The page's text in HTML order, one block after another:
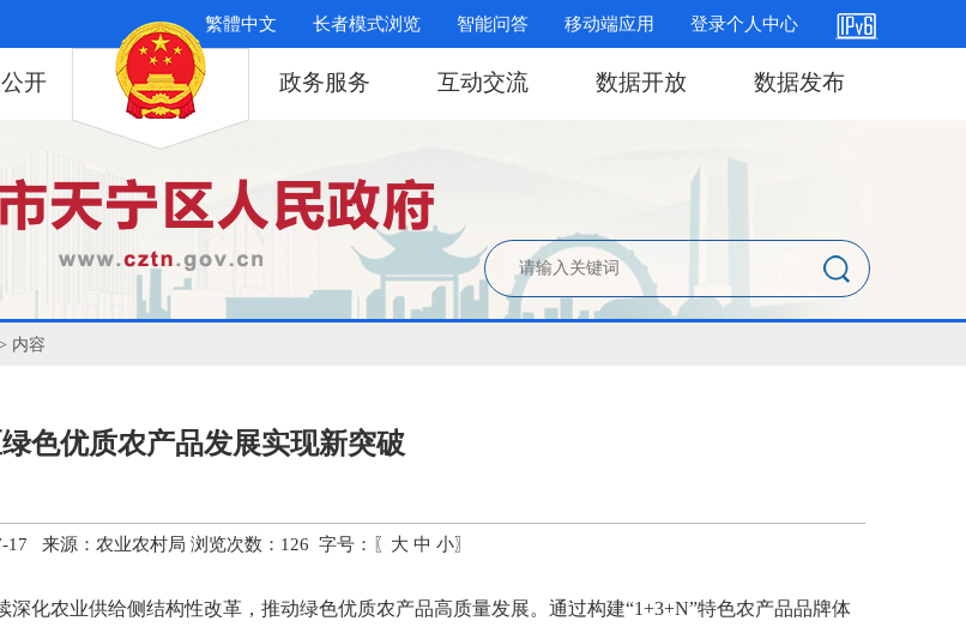
繁體中文 长者模式浏览 智能问答 移动端应用 登录个人中心
开 政务服务 互动交流 数据开放 数据发布
内容
色优质农产品发展实现新突破
17 来源：农业农村局 浏览次数： 126 字号：〖 大 中 小〗
化农业供给侧结构性改革，推动绿色优质农产品高质量发展。通过构建“1+3+N”特色农产品品牌体